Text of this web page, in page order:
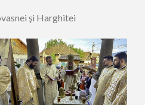
şi Harghitei